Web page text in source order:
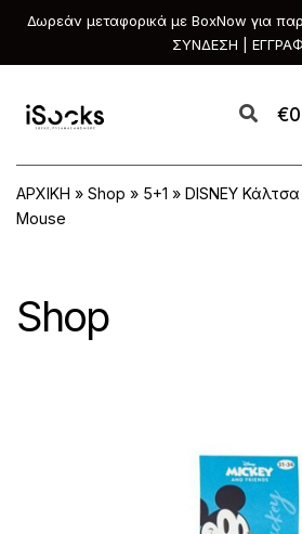
Δωρεάν μεταφορικά με BoxNow για
ΣΥΝΔΕΣΗ |
€
ΑΡΧΙΚΗ » Shop » 5+1 » DISNEY
Mouse
Shop